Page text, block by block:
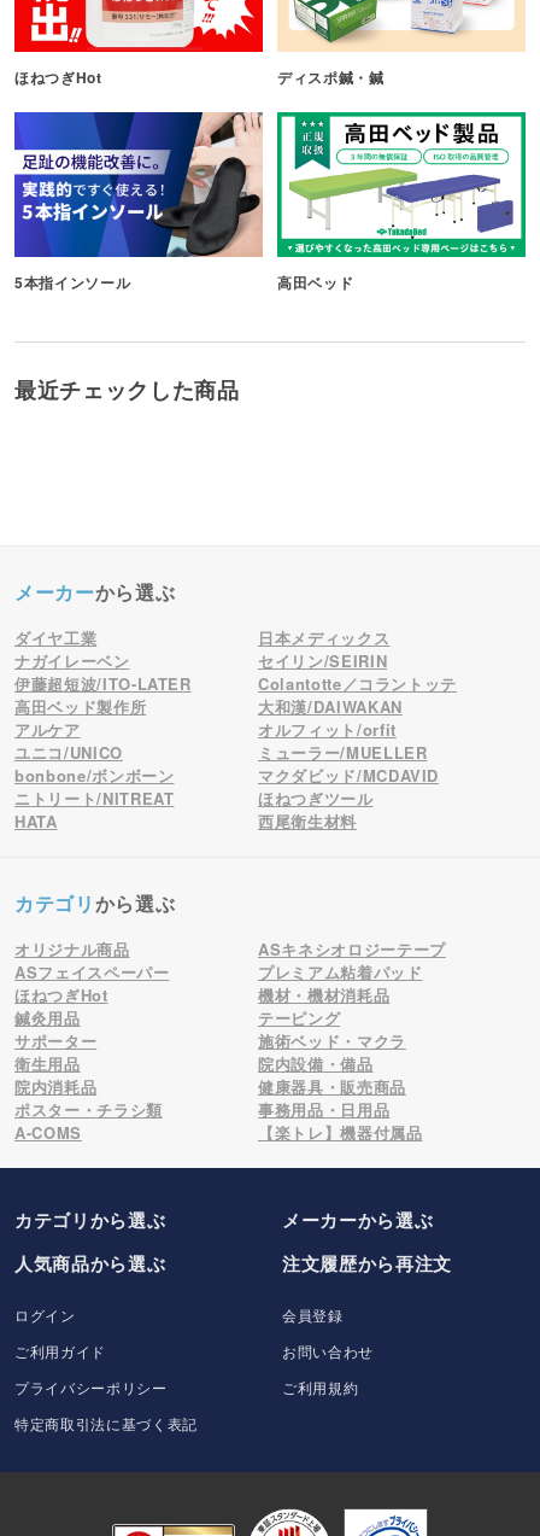
ほねつぎHot ディスポ鍼・鍼
5本指インソール 高田ベッド
最近チェックした商品
メーカーから選ぶ
ダイヤ工業
日本メディックス
ナガイレーベン
セイリン/SEIRIN
伊藤超短波/ITO-LATER
Colantotte／コラントッテ
高田ベッド製作所
大和漢/DAIWAKAN
アルケア
オルフィット/orfit
ユニコ/UNICO
ミューラー/MUELLER
bonbone/ボンボーン
マクダビッド/MCDAVID
ニトリート/NITREAT
ほねつぎツール
HATA
西尾衛生材料
カテゴリから選ぶ
オリジナル商品
ASキネシオロジーテープ
ASフェイスペーパー
プレミアム粘着パッド
ほねつぎHot
機材・機材消耗品
鍼灸用品
テーピング
サポーター
施術ベッド・マクラ
衛生用品
院内設備・備品
院内消耗品
健康器具・販売商品
ポスター・チラシ類
事務用品・日用品
A-COMS
【楽トレ】機器付属品
カテゴリから選ぶ メーカーから選ぶ
人気商品から選ぶ
注文履歴から再注文
ログイン
会員登録
ご利用ガイド
お問い合わせ
プライバシーポリシー
ご利用規約
特定商取引法に基づく表記